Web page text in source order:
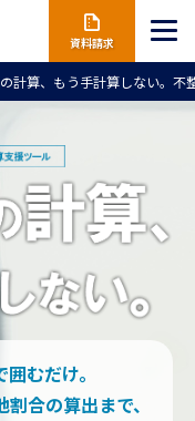
資料請求
計算、もう手計算しない。不
むだけ。
合の算出まで、